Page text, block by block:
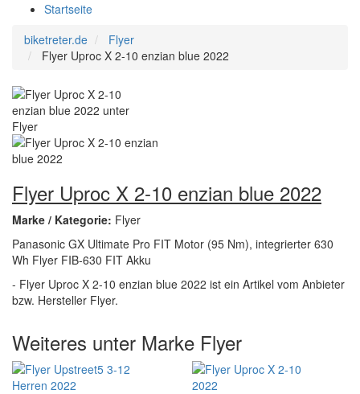
Startseite
biketreter.de
Flyer
Flyer Uproc X 2-10 enzian blue 2022
Flyer Uproc X 2-10 enzian blue 2022
Marke / Kategorie: Flyer
Panasonic GX Ultimate Pro FIT Motor (95 Nm), integrierter 630
Wh Flyer FIB-630 FIT Akku
- Flyer Uproc X 2-10 enzian blue 2022 ist ein Artikel vom Anbieter
bzw. Hersteller Flyer.
Weiteres unter Marke Flyer